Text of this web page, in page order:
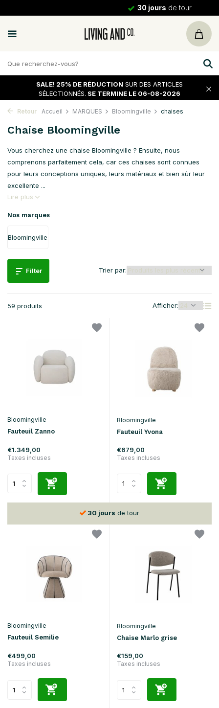
de tour
SALE! 25% DE RÉDUCTION SUR DES ARTICLES
SÉLECTIONNÉS. SE TERMINE LE 06-08-2026
Retour Accueil MARQUES Bloomingville chaises
Chaise Bloomingville
Vous cherchez une chaise Bloomingville ? Ensuite, nous
comprenons parfaitement cela, car ces chaises sont connues
pour leurs conceptions uniques, leurs matériaux et bien sûr leur
excellente ...
Lire plus
Nos marques
Bloomingville
Filter
59 produits Afficher:
Trier par:
Bloomingville
Fauteuil Zanno
€1.349,00
Taxes incluses
Bloomingville
Fauteuil Yvona
€679,00
Taxes incluses
30 jours de tour
Bloomingville
Fauteuil Semilie
€499,00
Taxes incluses
Bloomingville
Chaise Marlo grise
€159,00
Taxes incluses